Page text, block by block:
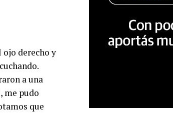
ojo derecho y
a una
me pudo
que